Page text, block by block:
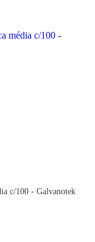
c/100 - Galvanotek